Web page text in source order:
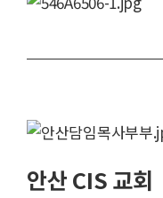
안산 CIS 교회